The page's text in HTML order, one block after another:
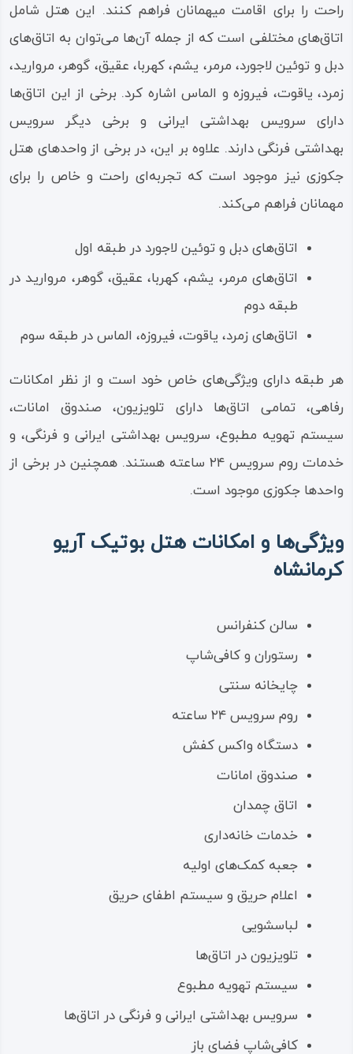
راحت را برای اقامت میهمانان فراهم کنند. این هتل شامل
اتاق‌های مختلفی است که از جمله آن‌ها می‌توان به اتاق‌های
دبل و توئین لاجورد، مرمر، یشم، کهربا، عقیق، گوهر، مروارید،
زمرد، یاقوت، فیروزه و الماس اشاره کرد. برخی از این اتاق‌ها
دارای سرویس بهداشتی ایرانی و برخی دیگر سرویس
بهداشتی فرنگی دارند. علاوه بر این، در برخی از واحدهای هتل
جکوزی نیز موجود است که تجربه‌ای راحت و خاص را برای
مهمانان فراهم می‌کند.
اتاق‌های دبل و توئین لاجورد در طبقه اول
اتاق‌های مرمر، یشم، کهربا، عقیق، گوهر، مروارید در
طبقه دوم
اتاق‌های زمرد، یاقوت، فیروزه، الماس در طبقه سوم
هر طبقه دارای ویژگی‌های خاص خود است و از نظر امکانات
رفاهی، تمامی اتاق‌ها دارای تلویزیون، صندوق امانات،
سیستم تهویه مطبوع، سرویس بهداشتی ایرانی و فرنگی، و
خدمات روم سرویس ۲۴ ساعته هستند. همچنین در برخی از
واحدها جکوزی موجود است.
ویژگی‌ها و امکانات هتل بوتیک آریو
کرمانشاه
سالن کنفرانس
رستوران و کافی‌شاپ
چایخانه سنتی
روم سرویس ۲۴ ساعته
دستگاه واکس کفش
صندوق امانات
اتاق چمدان
خدمات خانه‌داری
جعبه کمک‌های اولیه
اعلام حریق و سیستم اطفای حریق
لباسشویی
تلویزیون در اتاق‌ها
سیستم تهویه مطبوع
سرویس بهداشتی ایرانی و فرنگی در اتاق‌ها
کافی‌شاپ فضای باز